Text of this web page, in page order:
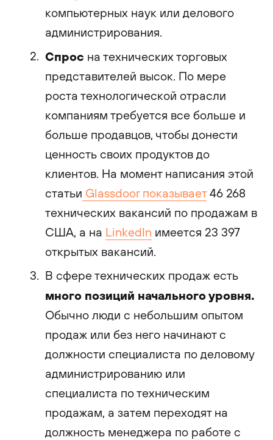
компьютерных наук или делового
администрирования.
Спрос на технических торговых
представителей высок. По мере
роста технологической отрасли
компаниям требуется все больше и
больше продавцов, чтобы донести
ценность своих продуктов до
клиентов. На момент написания этой
статьи Glassdoor показывает46 268
технических вакансий по продажам в
США, а на LinkedIn имеется 23 397
открытых вакансий.
В сфере технических продаж есть
много позиций начального уровня.
Обычно люди с небольшим опытом
продаж или без него начинают с
должности специалиста по деловому
администрированию или
специалиста по техническим
продажам, а затем переходят на
должность менеджера по работе с